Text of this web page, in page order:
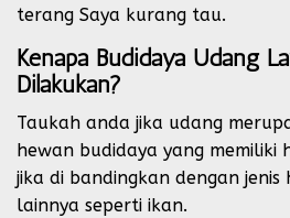
terang Saya kurang tau.
Kenapa Budidaya Udang
Dilakukan?
Taukah anda jika udang
hewan budidaya yang memiliki
jika di bandingkan dengan jenis
lainnya seperti ikan.